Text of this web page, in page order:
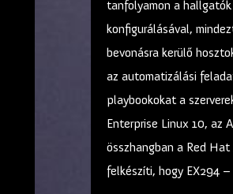
tanfolyamon a
konfigurálásával,
bevonásra kerülő
az automatizálási
playbookokat a
Enterprise Linux 10, az
összhangban a Red
felkészíti, hogy EX294